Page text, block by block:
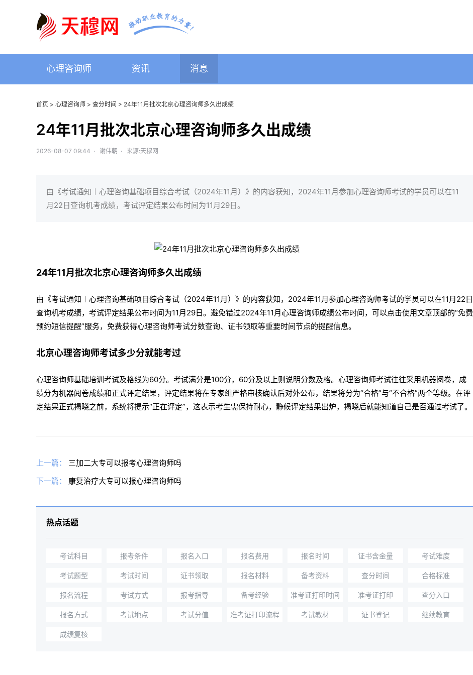
心理咨询师 资讯 消息
首页 > 心理咨询师 > 查分时间 > 24年11月批次北京心理咨询师多久出成绩
24年11月批次北京心理咨询师多久出成绩
2026-08-07 09:44 · 谢伟朝 · 来源:天穆网
由《考试通知︱心理咨询基础项目综合考试（2024年11月）》的内容获知，2024年11月参加心理咨询师考试的学员可以在11
月22日查询机考成绩，考试评定结果公布时间为11月29日。
24年11月批次北京心理咨询师多久出成绩
由《考试通知︱心理咨询基础项目综合考试（2024年11月）》的内容获知，2024年11月参加心理咨询师考试的学员可以在11月22日
查询机考成绩，考试评定结果公布时间为11月29日。避免错过2024年11月心理咨询师成绩公布时间，可以点击使用文章顶部的“免费
预约短信提醒”服务，免费获得心理咨询师考试分数查询、证书领取等重要时间节点的提醒信息。
北京心理咨询师考试多少分就能考过
心理咨询师基础培训考试及格线为60分。考试满分是100分，60分及以上则说明分数及格。心理咨询师考试往往采用机器阅卷，成
绩分为机器阅卷成绩和正式评定结果，评定结果将在专家组严格审核确认后对外公布，结果将分为“合格”与“不合格”两个等级。在评
定结果正式揭晓之前，系统将提示“正在评定”，这表示考生需保持耐心，静候评定结果出炉，揭晓后就能知道自己是否通过考试了。
上一篇：
三加二大专可以报考心理咨询师吗
下一篇：
康复治疗大专可以报心理咨询师吗
热点话题
考试科目 报考条件 报名入口 报名费用 报名时间 证书含金量 考试难度
考试题型 考试时间 证书领取 报名材料 备考资料 查分时间 合格标准
报名流程 考试方式 报考指导 备考经验 准考证打印时间 准考证打印 查分入口
报名方式 考试地点 考试分值 准考证打印流程 考试教材 证书登记 继续教育
成绩复核